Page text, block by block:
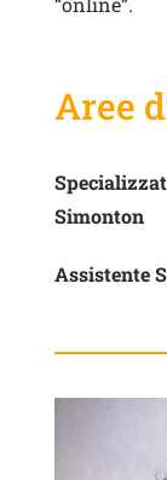
Aree
Simonton
Assistente